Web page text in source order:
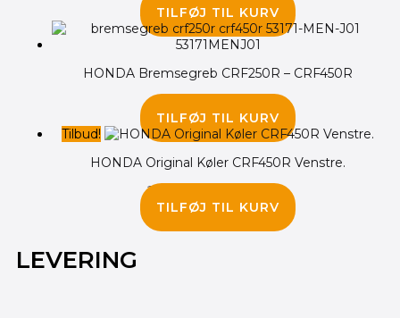
TILFØJ TIL KURV
HONDA Bremsegreb CRF250R – CRF450R
TILFØJ TIL KURV
Tilbud!
HONDA Original Køler CRF450R Venstre.
2,695.00
kr.
TILFØJ TIL KURV
LEVERING